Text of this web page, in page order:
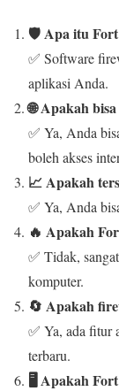
🛡️ Apa itu
✅ Software
aplikasi Anda.
🌐 Apakah
✅ Ya, Anda
boleh akses
📈 Apakah
✅ Ya, Anda
🔥 Apakah
✅ Tidak,
komputer.
🔄 Apakah
✅ Ya, ada fitur
terbaru.
🖥️ Apakah